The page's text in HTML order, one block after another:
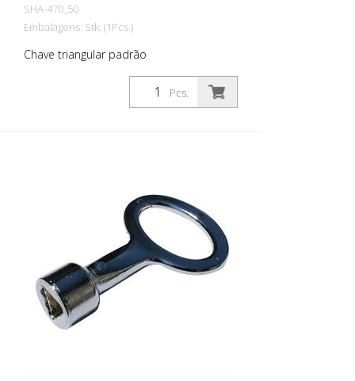
SHA-470_50
Embalagens: Stk. (1Pcs.)
Chave triangular padrão
Pcs.